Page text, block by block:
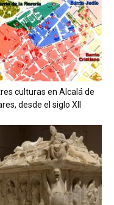
culturas en Alcalá de
desde el siglo XII